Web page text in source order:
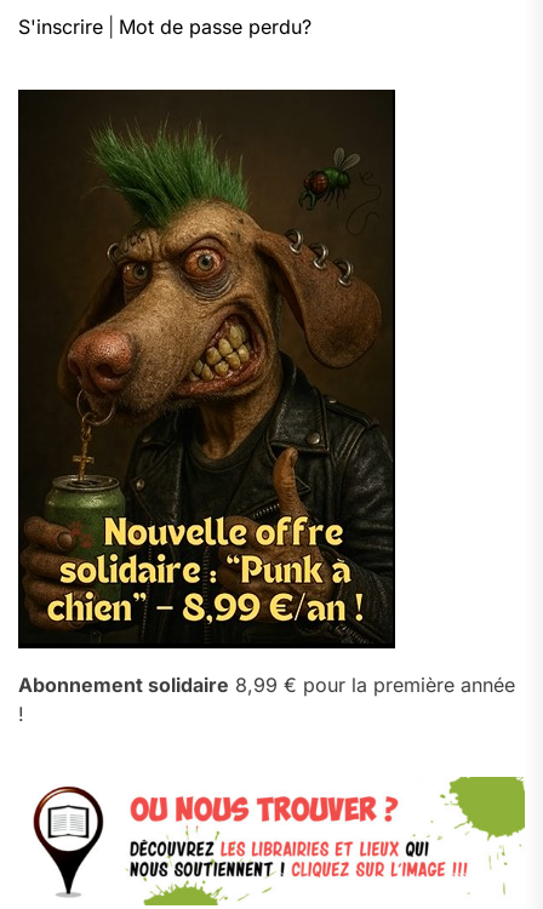
S'inscrire Mot de passe perdu?
Abonnement solidaire 8,99 € pour la première année
!